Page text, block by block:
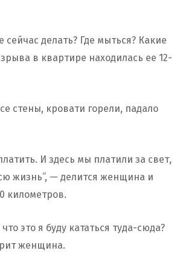
делать? Где мыться? Какие
в квартире находилась ее 12-
стены, кровати горели, падало
И здесь мы платили за свет,
жизнь”, — делится женщина и
километров.
это я буду кататься туда-сюда?
женщина.